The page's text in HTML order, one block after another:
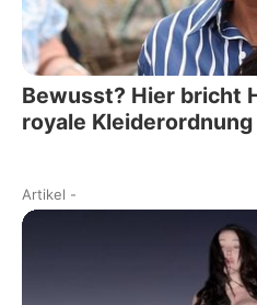
Bewusst? Hier bricht
royale Kleiderordnung
Artikel -